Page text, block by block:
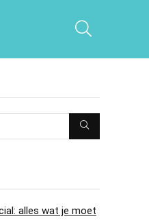
alles wat je moet